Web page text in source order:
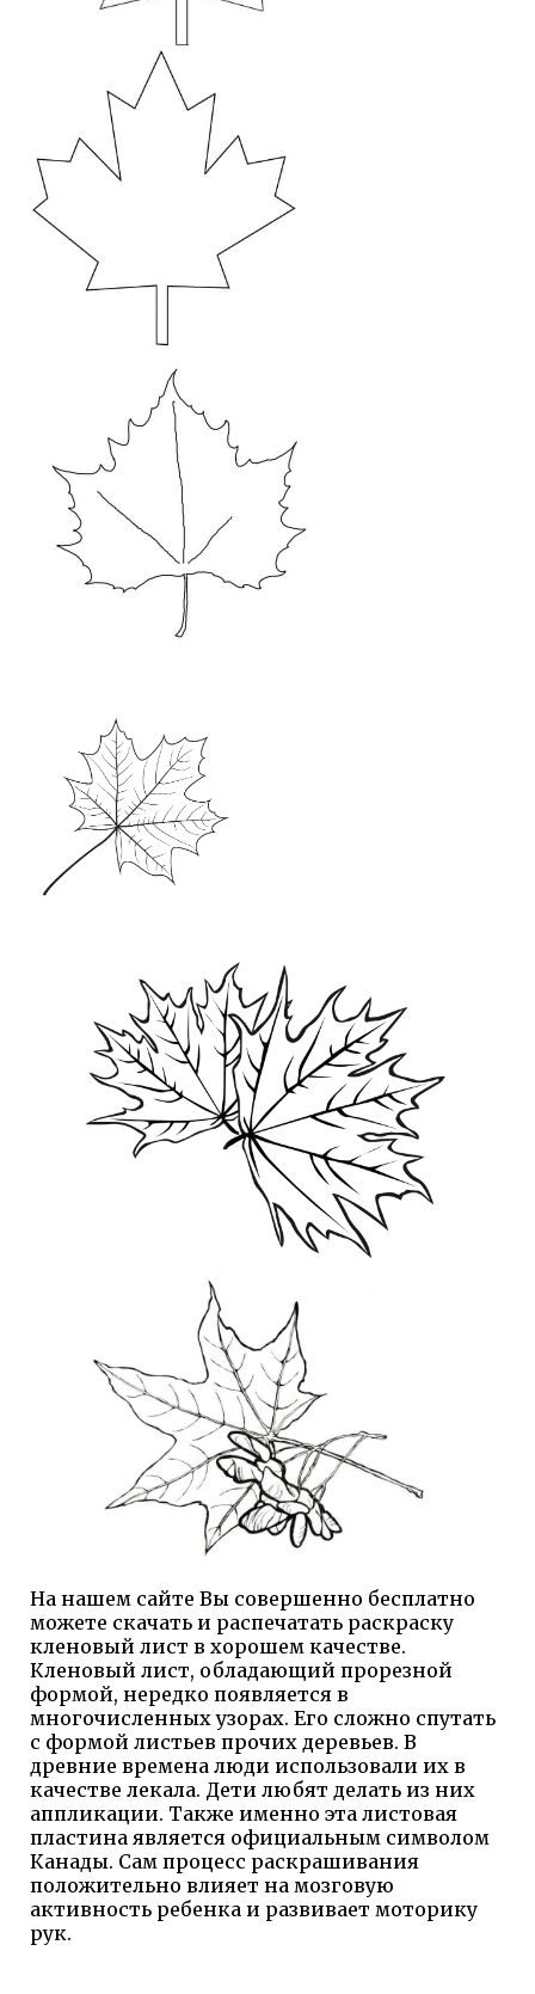
На нашем сайте Вы совершенно бесплатно
можете скачать и распечатать раскраску
кленовый лист в хорошем качестве.
Кленовый лист, обладающий прорезной
формой, нередко появляется в
многочисленных узорах. Его сложно спутать
с формой листьев прочих деревьев. В
древние времена люди использовали их в
качестве лекала. Дети любят делать из них
аппликации. Также именно эта листовая
пластина является официальным символом
Канады. Сам процесс раскрашивания
положительно влияет на мозговую
активность ребенка и развивает моторику
рук.